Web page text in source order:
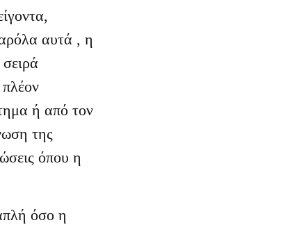
αυτά , η
ή από τον
της
όπου η
όσο η